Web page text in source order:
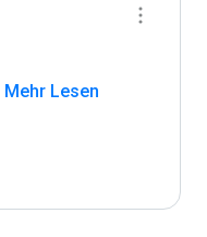
Mehr Lesen